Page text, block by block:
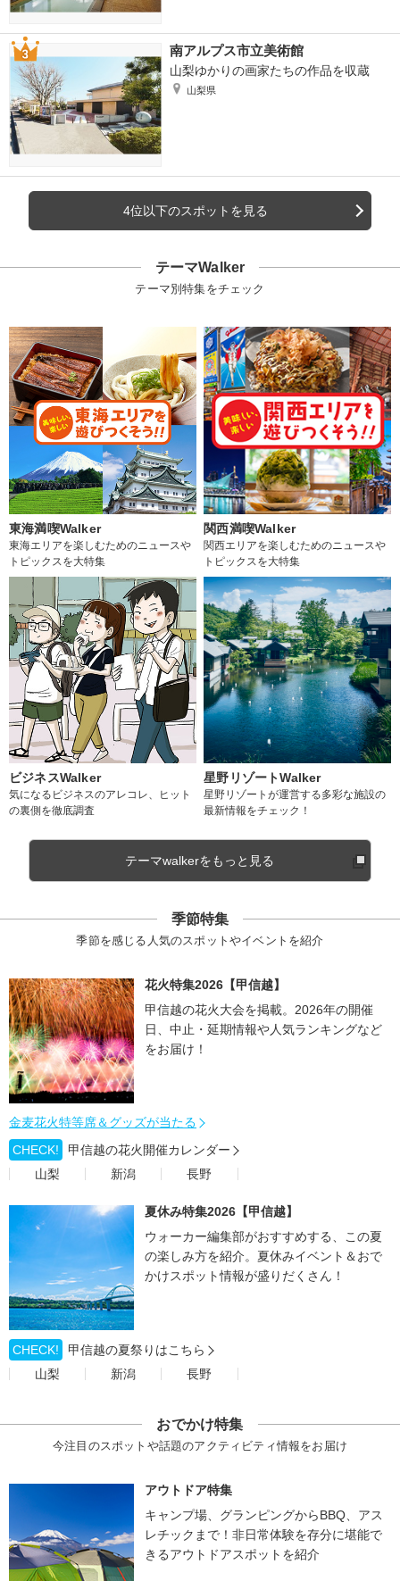
南アルプス市立美術館
山梨ゆかりの画家たちの作品を収蔵
山梨県
4位以下のスポットを見る
テーマWalker
テーマ別特集をチェック
東海満喫Walker
東海エリアを楽しむためのニュースや
トピックスを大特集
関西満喫Walker
関西エリアを楽しむためのニュースや
トピックスを大特集
ビジネスWalker
気になるビジネスのアレコレ、ヒット
の裏側を徹底調査
星野リゾートWalker
星野リゾートが運営する多彩な施設の
最新情報をチェック！
テーマwalkerをもっと見る
季節特集
季節を感じる人気のスポットやイベントを紹介
花火特集2026【甲信越】
甲信越の花火大会を掲載。2026年の開催
日、中止・延期情報や人気ランキングなど
をお届け！
金麦花火特等席＆グッズが当たる
CHECK!
甲信越の花火開催カレンダー
山梨
新潟 長野
夏休み特集2026【甲信越】
ウォーカー編集部がおすすめする、この夏
の楽しみ方を紹介。夏休みイベント＆おで
かけスポット情報が盛りだくさん！
CHECK!
甲信越の夏祭りはこちら
山梨
新潟 長野
おでかけ特集
今注目のスポットや話題のアクティビティ情報をお届け
アウトドア特集
キャンプ場、グランピングからBBQ、アス
レチックまで！非日常体験を存分に堪能で
きるアウトドアスポットを紹介